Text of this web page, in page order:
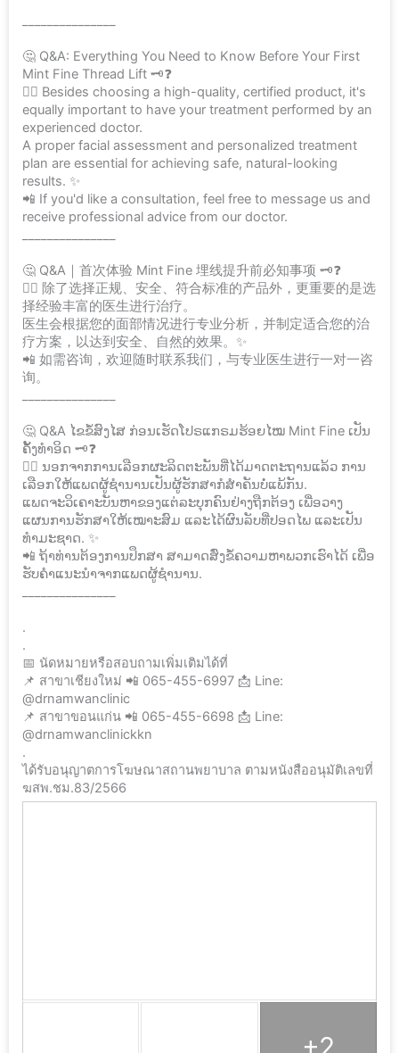
🤔 Q&A: Everything You Need to Know Before Your First
Mint Fine Thread Lift 🗝❓
👩‍⚕️ Besides choosing a high-quality, certified product, it's
equally important to have your treatment performed by an
experienced doctor.
A proper facial assessment and personalized treatment
plan are essential for achieving safe, natural-looking
results. ✨
📲 If you'd like a consultation, feel free to message us and
receive professional advice from our doctor.
🤔 Q&A｜首次体验 Mint Fine 埋线提升前必知事项 🗝❓
👩‍⚕️ 除了选择正规、安全、符合标准的产品外，更重要的是选
择经验丰富的医生进行治疗。
医生会根据您的面部情况进行专业分析，并制定适合您的治
疗方案，以达到安全、自然的效果。✨
📲 如需咨询，欢迎随时联系我们，与专业医生进行一对一咨
询。
🤔 Q&A ໄຂຂໍ້ສົງໄສ ກ່ອນເຮັດໂປຣແກຣມຮ້ອຍໄໝ Mint Fine ເປັນ
ຄັ້ງທຳອິດ 🗝❓
👩‍⚕️ ນອກຈາກການເລືອກຜະລິດຕະພັນທີ່ໄດ້ມາດຕະຖານແລ້ວ ການ
ເລືອກໃຫ້ແພດຜູ້ຊຳນານເປັນຜູ້ຮັກສາກໍສຳຄັນບໍ່ແພ້ກັນ.
ແພດຈະວິເຄາະບັນຫາຂອງແຕ່ລະບຸກຄົນຢ່າງຖືກຕ້ອງ ເພື່ອວາງ
ແຜນການຮັກສາໃຫ້ເໝາະສົມ ແລະໄດ້ຜົນລັບທີ່ປອດໄພ ແລະເປັນ
ທຳມະຊາດ. ✨
📲 ຖ້າທ່ານຕ້ອງການປຶກສາ ສາມາດສົ່ງຂໍ້ຄວາມຫາພວກເຮົາໄດ້ ເພື່ອ
ຮັບຄຳແນະນຳຈາກແພດຜູ້ຊຳນານ.
.
.
📅 นัดหมายหรือสอบถามเพิ่มเติมได้ที่
📌 สาขาเชียงใหม่ 📲 065-455-6997 📩 Line:
@drnamwanclinic
📌 สาขาขอนแก่น 📲 065-455-6698 📩 Line:
@drnamwanclinickkn
.
ได้รับอนุญาตการโฆษณาสถานพยาบาล ตามหนังสืออนุมัติเลขที่
ฆสพ.ชม.83/2566